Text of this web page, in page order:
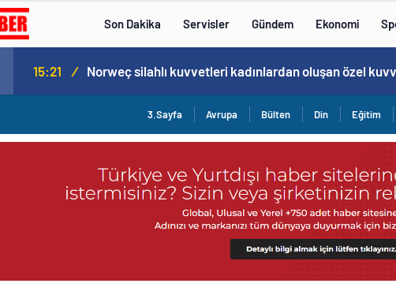
Son Dakika Servisler Gündem Ekonomi
15:21 /
3.Sayfa Avrupa Bülten Din Eğitim